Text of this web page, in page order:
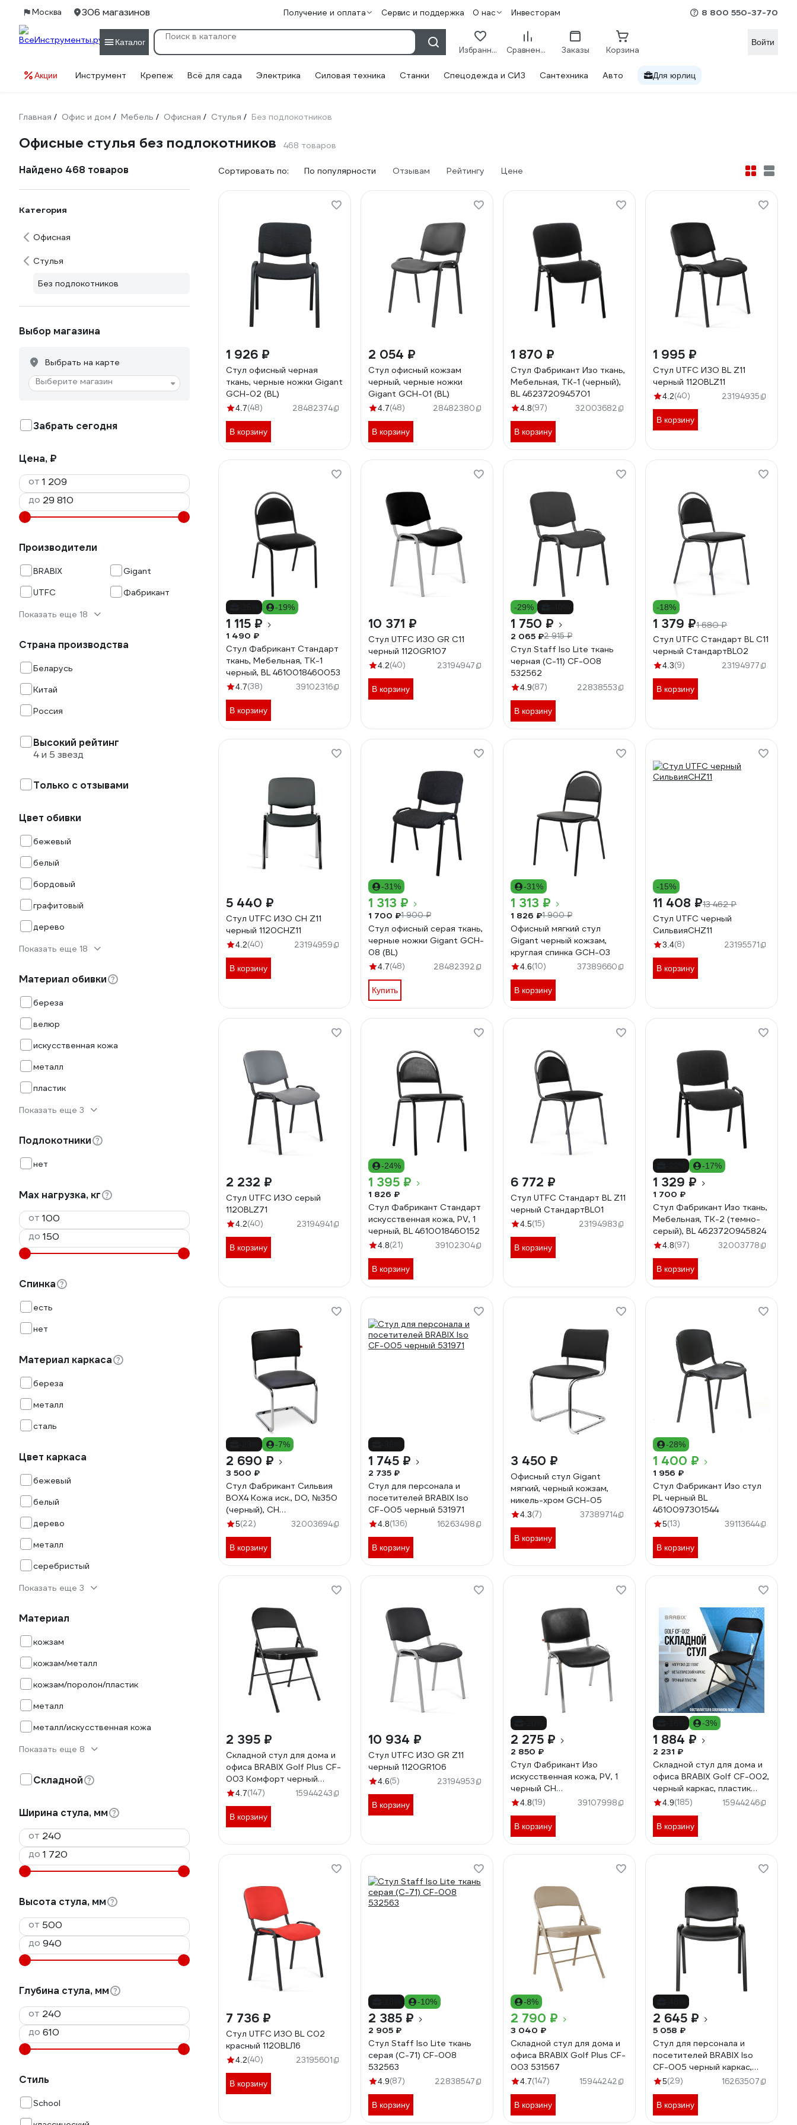
Москва 306 магазинов Получение и оплата Сервис и поддержка О нас Инвесторам 8 800 550-37-70
Каталог
Избранное Сравнение Заказы Корзина
Войти
Акции Инструмент Крепеж Всё для сада Электрика Силовая техника Станки Спецодежда и СИЗ Сантехника Авто Для юрлиц
Главная / Офис и дом / Мебель / Офисная / Стулья / Без подлокотников
Офисные стулья без подлокотников 468 товаров
Найдено 468 товаров
Категория
Офисная
Стулья
Без подлокотников
Выбор магазина
Выбрать на карте
Выберите магазин
Забрать сегодня
Цена, ₽
от
до
Производители
BRABIX
Gigant
UTFC
Фабрикант
Показать еще 18
Страна производства
Беларусь
Китай
Россия
Высокий рейтинг
4 и 5 звезд
Только с отзывами
Цвет обивки
бежевый
белый
бордовый
графитовый
дерево
Показать еще 18
Материал обивки
береза
велюр
искусственная кожа
металл
пластик
Показать еще 3
Подлокотники
нет
Max нагрузка, кг
от
до
Спинка
есть
нет
Материал каркаса
береза
металл
сталь
Цвет каркаса
бежевый
белый
дерево
металл
серебристый
Показать еще 3
Материал
кожзам
кожзам/металл
кожзам/поролон/пластик
металл
металл/искусственная кожа
Показать еще 8
Складной
Ширина стула, мм
от
до
Высота стула, мм
от
до
Глубина стула, мм
от
до
Стиль
School
Сортировать по: По популярности Отзывам Рейтингу Цене
1 926 ₽
Стул офисный черная
ткань, черные ножки Gigant
GCH-02 (BL)
4.7(48) 28482374
В корзину
2 054 ₽
Стул офисный кожзам
черный, черные ножки
Gigant GCH-01 (BL)
4.7(48) 28482380
В корзину
1 870 ₽
Стул Фабрикант Изо ткань,
Мебельная, ТК-1 (черный),
BL 4623720945701
4.8(97) 32003682
В корзину
1 995 ₽
Стул UTFC ИЗО BL Z11
черный 1120BLZ11
4.2(40) 23194935
В корзину
-19%
1 115 ₽
1 490 ₽
Стул Фабрикант Стандарт
ткань, Мебельная, ТК-1
черный, BL 4610018460053
4.7(38) 39102316
В корзину
10 371 ₽
Стул UTFC ИЗО GR С11
черный 1120GR107
4.2(40) 23194947
В корзину
-29%
1 750 ₽
2 065 ₽2 915 ₽
Стул Staff Iso Lite ткань
черная (С-11) CF-008
532562
4.9(87) 22838553
В корзину
-18%
1 379 ₽1 680 ₽
Стул UTFC Стандарт BL С11
черный СтандартBL02
4.3(9) 23194977
В корзину
5 440 ₽
Стул UTFC ИЗО СН Z11
черный 1120CHZ11
4.2(40) 23194959
В корзину
-31%
1 313 ₽
1 700 ₽1 900 ₽
Стул офисный серая ткань,
черные ножки Gigant GCH-
08 (BL)
4.7(48) 28482392
Купить
-31%
1 313 ₽
1 826 ₽1 900 ₽
Офисный мягкий стул
Gigant черный кожзам,
круглая спинка GCH-03
4.6(10) 37389660
В корзину
-15%
11 408 ₽13 462 ₽
Стул UTFC черный
СильвияСНZ11
3.4(8) 23195571
В корзину
2 232 ₽
Стул UTFC ИЗО серый
1120BLZ71
4.2(40) 23194941
В корзину
-24%
1 395 ₽
1 826 ₽
Стул Фабрикант Стандарт
искусственная кожа, PV, 1
черный, BL 4610018460152
4.8(21) 39102304
В корзину
6 772 ₽
Стул UTFC Стандарт BL Z11
черный СтандартBL01
4.5(15) 23194983
В корзину
-17%
1 329 ₽
1 700 ₽
Стул Фабрикант Изо ткань,
Мебельная, ТК-2 (темно-
серый), BL 4623720945824
4.8(97) 32003778
В корзину
-7%
2 690 ₽
3 500 ₽
Стул Фабрикант Сильвия
BOX4 Кожа иск., DO, №350
(черный), CH
4610097307867
5(22) 32003694
В корзину
1 745 ₽
2 735 ₽
Стул для персонала и
посетителей BRABIX Iso
CF-005 черный 531971
4.8(136) 16263498
В корзину
3 450 ₽
Офисный стул Gigant
мягкий, черный кожзам,
никель-хром GCH-05
4.3(7) 37389714
В корзину
-28%
1 400 ₽
1 956 ₽
Стул Фабрикант Изо стул
PL черный BL
4610097301544
5(13) 39113644
В корзину
2 395 ₽
Складной стул для дома и
офиса BRABIX Golf Plus CF-
003 Комфорт черный
каркас, кожзам черный,
4.7(147) 15944243
В корзину
10 934 ₽
Стул UTFC ИЗО GR Z11
черный 1120GR106
4.6(5) 23194953
В корзину
2 275 ₽
2 850 ₽
Стул Фабрикант Изо
искусственная кожа, PV, 1
черный CH
4623720945060
4.8(19) 39107998
В корзину
-3%
1 884 ₽
2 231 ₽
Складной стул для дома и
офиса BRABIX Golf CF-002,
черный каркас, пластик
черный, 531563
4.9(185) 15944246
В корзину
7 736 ₽
Стул UTFC ИЗО BL С02
красный 1120BLЛ6
4.2(40) 23195601
В корзину
-10%
2 385 ₽
2 905 ₽
Стул Staff Iso Lite ткань
серая (С-71) CF-008
532563
4.9(87) 22838547
В корзину
-8%
2 790 ₽
3 040 ₽
Складной стул для дома и
офиса BRABIX Golf Plus CF-
003 531567
4.7(147) 15944242
В корзину
2 645 ₽
5 058 ₽
Стул для персонала и
посетителей BRABIX Iso
CF-005 черный каркас,
кожзам черный 531977
5(29) 16263507
В корзину